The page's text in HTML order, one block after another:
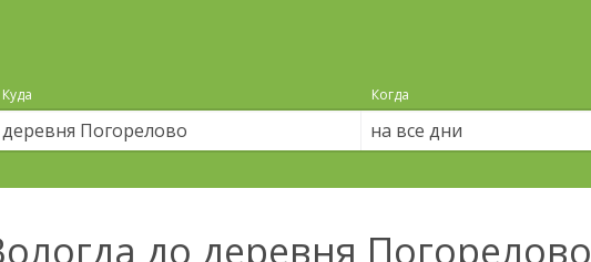
Куда Когда
на все дни
до деревня Погорелово